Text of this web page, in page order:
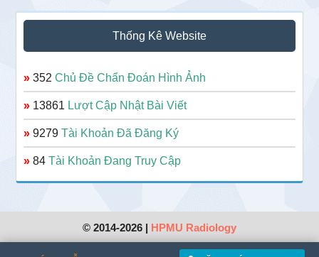
Thống Kê Website
» 352Chủ Đề Chẩn Đoán Hình Ảnh
» 13861 Lượt Cập Nhật Bài Viết
» 9279Tài Khoản Đã Đăng Ký
» 84Tài Khoản Đang Truy Cập
© 2014-2026 | HPMU Radiology